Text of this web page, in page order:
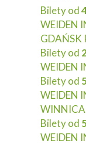
Bilety od
WEIDEN
GDAŃSK
Bilety od
WEIDEN
Bilety od
WEIDEN
Bilety od
WEIDEN